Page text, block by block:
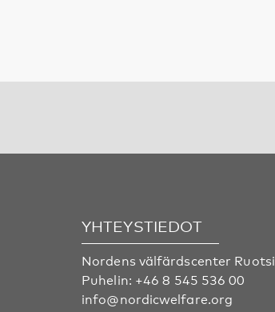
YHTEYSTIEDOT
Nordens välfärdscenter Ruotsi
Puhelin: +46 8 545 536 00
info@nordicwelfare.org